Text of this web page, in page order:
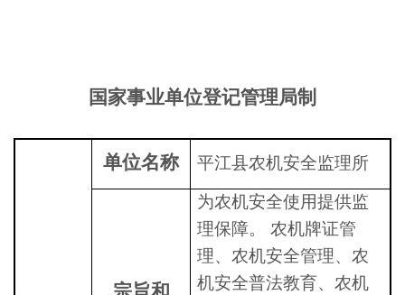
国家事业单位登记管理局制
单位名称 平江县农机安全监理所
为农机安全使用提供监
理保障。
农机牌证管
理、农机安全管理、农
机安全普法教育、农机